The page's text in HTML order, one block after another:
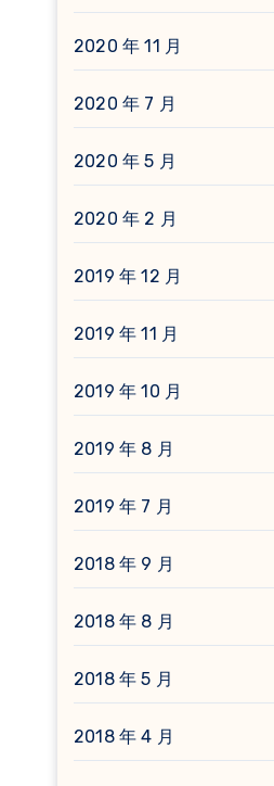
2020 年 11 月
2020 年 7 月
2020 年 5 月
2020 年 2 月
2019 年 12 月
2019 年 11 月
2019 年 10 月
2019 年 8 月
2019 年 7 月
2018 年 9 月
2018 年 8 月
2018 年 5 月
2018 年 4 月